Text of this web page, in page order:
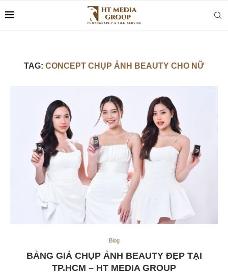
TAG: CONCEPT CHỤP ẢNH BEAUTY CHO NỮ
Blog
BẢNG GIÁ CHỤP ẢNH BEAUTY ĐẸP TẠI
TP.HCM – HT MEDIA GROUP